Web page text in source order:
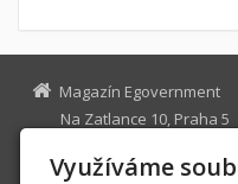
Magazín Egovernment
Na Zatlance 10, Praha 5
Využíváme